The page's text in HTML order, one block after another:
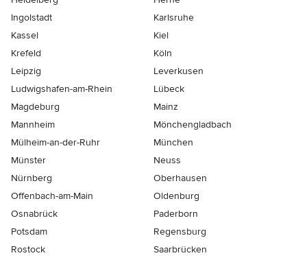
Ingolstadt
Karlsruhe
Kassel
Kiel
Krefeld
Köln
Leipzig
Leverkusen
Ludwigshafen-am-Rhein
Lübeck
Magdeburg
Mainz
Mannheim
Mönchen­gladbach
Mülheim-an-der-Ruhr
München
Münster
Neuss
Nürnberg
Oberhausen
Offenbach-am-Main
Oldenburg
Osnabrück
Paderborn
Potsdam
Regensburg
Rostock
Saarbrücken